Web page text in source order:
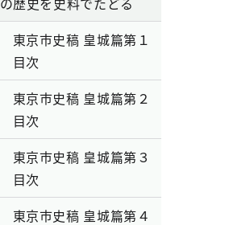
東京市史稿 皇城篇第１
目次
東京市史稿 皇城篇第２
目次
東京市史稿 皇城篇第３
目次
東京市史稿 皇城篇第４